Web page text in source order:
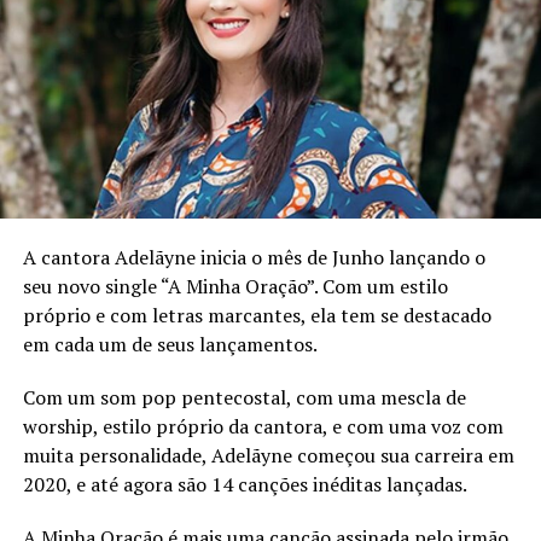
A realização do Carna Cristal foi um verdadeiro presente
para a comunidade de Cristalândia-Tocantins, e isso só
foi possível graças ao empenho e dedicação da
Prefeitura da cidade. Em nome de todos os participantes
do evento, gostaríamos de expressar nossa mais sincera
gratidão à Prefeitura pelo esforço e compromisso em
proporcionar momentos de celebração e diversão para
O Carna Cristal, ao lado da presença marcante de
Patrícia Borges Vaqueirae do apoio da Prefeitura,
deixou uma marca indelével na história do carnaval de
A cantora Adelãyne inicia o mês de Junho lançando o
seu novo single “A Minha Oração”. Com um estilo
próprio e com letras marcantes, ela tem se destacado
em cada um de seus lançamentos.
Com um som pop pentecostal, com uma mescla de
worship, estilo próprio da cantora, e com uma voz com
muita personalidade, Adelãyne começou sua carreira em
2020, e até agora são 14 canções inéditas lançadas.